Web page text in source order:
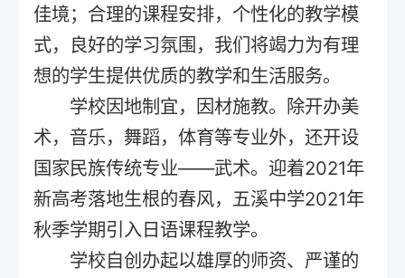
佳境；合理的课程安排，个性化的教学模
式，良好的学习氛围，我们将竭力为有理
想的学生提供优质的教学和生活服务。
学校因地制宜，因材施教。除开办美
术，音乐，舞蹈，体育等专业外，还开设
国家民族传统专业——武术。迎着2021年
新高考落地生根的春风，五溪中学2021年
秋季学期引入日语课程教学。
学校自创办起以雄厚的师资、严谨的